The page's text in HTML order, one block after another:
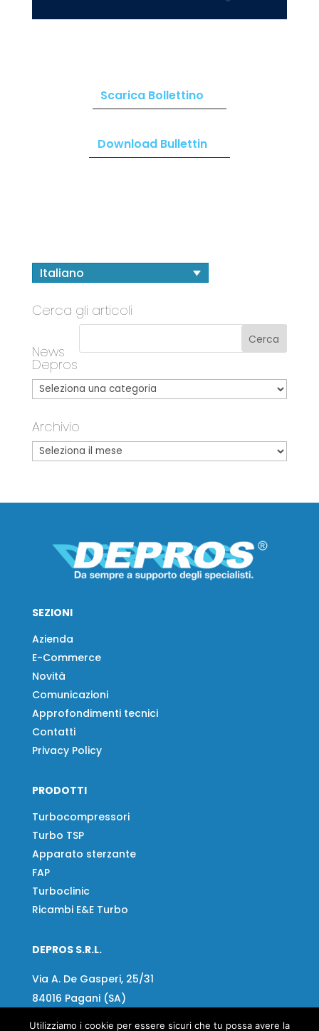
Scarica Bollettino
Download Bullettin
Italiano
Cerca gli articoli
News
Depros
Archivio
SEZIONI
Azienda
E-Commerce
Novità
Comunicazioni
Approfondimenti tecnici
Contatti
Privacy Policy
PRODOTTI
Turbocompressori
Turbo TSP
Apparato sterzante
FAP
Turboclinic
Ricambi E&E Turbo
DEPROS S.R.L.
Via A. De Gasperi, 25/31
84016 Pagani (SA)
Tel:+39 081 918020
Utilizziamo i cookie per essere sicuri che tu possa avere la